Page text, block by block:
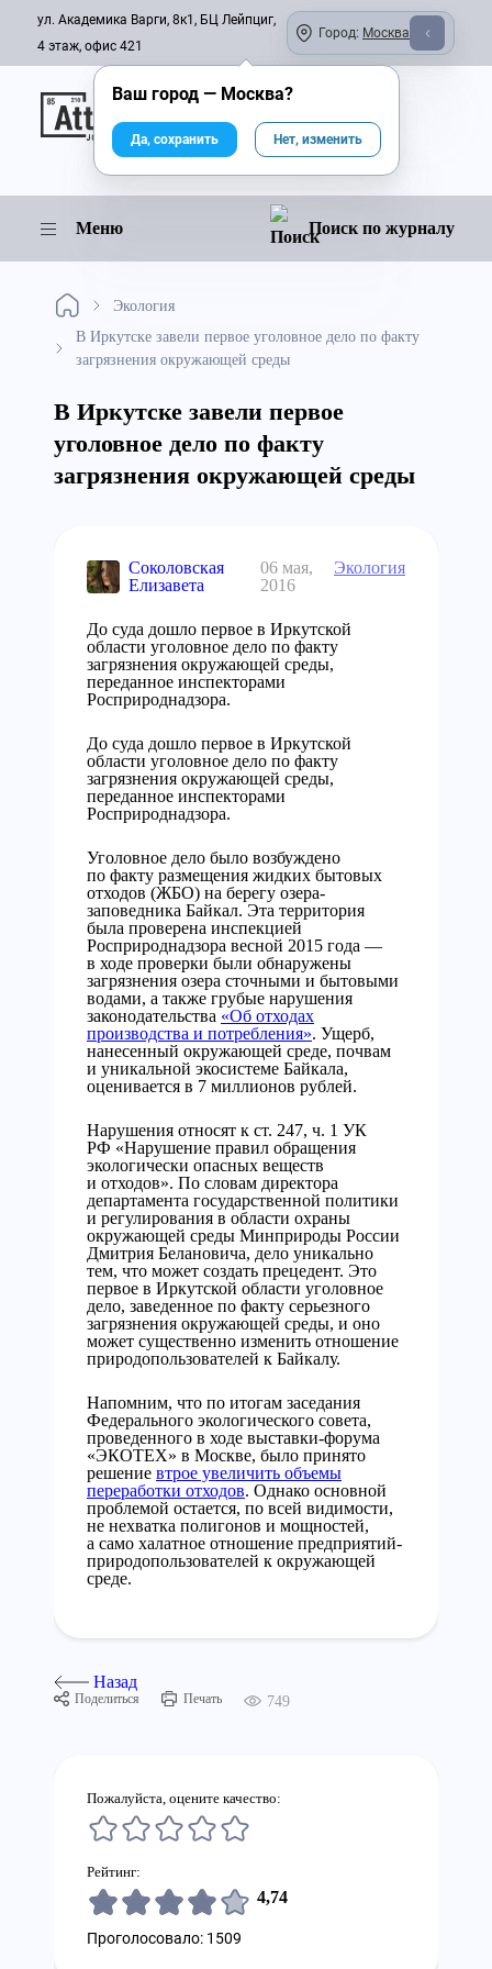
ул. Академика Варги, 8к1, БЦ Лейпциг,
4 этаж, офис 421
Город: Москва
Онлайн-журнал
Меню Поиск по журналу
Экология
В Иркутске завели первое уголовное дело по факту
загрязнения окружающей среды
В Иркутске завели первое
уголовное дело по факту
загрязнения окружающей среды
Соколовская
Елизавета
06 мая,
2016
Экология
До суда дошло первое в Иркутской
области уголовное дело по факту
загрязнения окружающей среды,
переданное инспекторами
Росприроднадзора.
До суда дошло первое в Иркутской
области уголовное дело по факту
загрязнения окружающей среды,
переданное инспекторами
Росприроднадзора.
Уголовное дело было возбуждено
по факту размещения жидких бытовых
отходов (ЖБО) на берегу озера-
заповедника Байкал. Эта территория
была проверена инспекцией
Росприроднадзора весной 2015 года —
в ходе проверки были обнаружены
загрязнения озера сточными и бытовыми
водами, а также грубые нарушения
законодательства «Об отходах
производства и потребления». Ущерб,
нанесенный окружающей среде, почвам
и уникальной экосистеме Байкала,
оценивается в 7 миллионов рублей.
Нарушения относят к ст. 247, ч. 1 УК
РФ «Нарушение правил обращения
экологически опасных веществ
и отходов». По словам директора
департамента государственной политики
и регулирования в области охраны
окружающей среды Минприроды России
Дмитрия Белановича, дело уникально
тем, что может создать прецедент. Это
первое в Иркутской области уголовное
дело, заведенное по факту серьезного
загрязнения окружающей среды, и оно
может существенно изменить отношение
природопользователей к Байкалу.
Напомним, что по итогам заседания
Федерального экологического совета,
проведенного в ходе выставки-форума
«ЭКОТЕХ» в Москве, было принято
решение втрое увеличить объемы
переработки отходов. Однако основной
проблемой остается, по всей видимости,
не нехватка полигонов и мощностей,
а само халатное отношение предприятий-
природопользователей к окружающей
среде.
Назад
Поделиться Печать 749
Пожалуйста, оцените качество:
Рейтинг:
4,74
Проголосовало: 1509
Ваш город — Москва?
Да, сохранить Нет, изменить